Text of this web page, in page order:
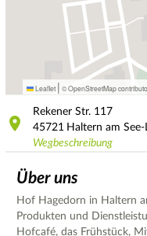
Leaflet | © OpenStreetMap
Rekener Str. 117
45721
Haltern am See-
Wegbeschreibung
Über uns
Hof Hagedorn in Haltern
Produkten und
Hofcafé, das Frühstück,